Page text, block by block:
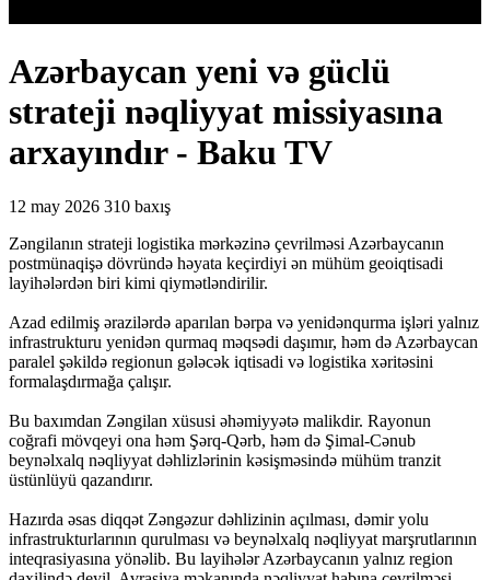
Azərbaycan yeni və güclü
strateji nəqliyyat missiyasına
arxayındır - Baku TV
12 may 2026 310 baxış
Zəngilanın strateji logistika mərkəzinə çevrilməsi Azərbaycanın
postmünaqişə dövründə həyata keçirdiyi ən mühüm geoiqtisadi
layihələrdən biri kimi qiymətləndirilir.
Azad edilmiş ərazilərdə aparılan bərpa və yenidənqurma işləri yalnız
infrastrukturu yenidən qurmaq məqsədi daşımır, həm də Azərbaycan
paralel şəkildə regionun gələcək iqtisadi və logistika xəritəsini
formalaşdırmağa çalışır.
Bu baxımdan Zəngilan xüsusi əhəmiyyətə malikdir. Rayonun
coğrafi mövqeyi ona həm Şərq-Qərb, həm də Şimal-Cənub
beynəlxalq nəqliyyat dəhlizlərinin kəsişməsində mühüm tranzit
üstünlüyü qazandırır.
Hazırda əsas diqqət Zəngəzur dəhlizinin açılması, dəmir yolu
infrastrukturlarının qurulması və beynəlxalq nəqliyyat marşrutlarının
inteqrasiyasına yönəlib. Bu layihələr Azərbaycanın yalnız region